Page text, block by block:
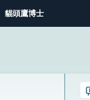
貓頭鷹博士